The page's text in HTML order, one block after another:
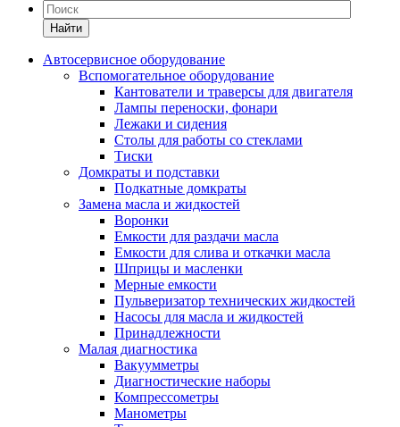
Найти
Автосервисное оборудование
Вспомогательное оборудование
Кантователи и траверсы для двигателя
Лампы переноски, фонари
Лежаки и сидения
Столы для работы со стеклами
Тиски
Домкраты и подставки
Подкатные домкраты
Замена масла и жидкостей
Воронки
Емкости для раздачи масла
Емкости для слива и откачки масла
Шприцы и масленки
Мерные емкости
Пульверизатор технических жидкостей
Насосы для масла и жидкостей
Принадлежности
Малая диагностика
Вакуумметры
Диагностические наборы
Компрессометры
Манометры